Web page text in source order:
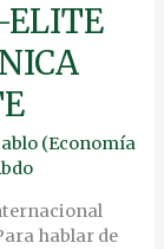
ELITE
(Economía
hablar de